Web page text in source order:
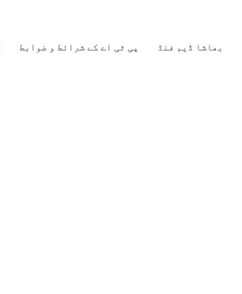
بھاشا ڈیم فنڈ پی ٹی اے کے شرائط و ضوابط